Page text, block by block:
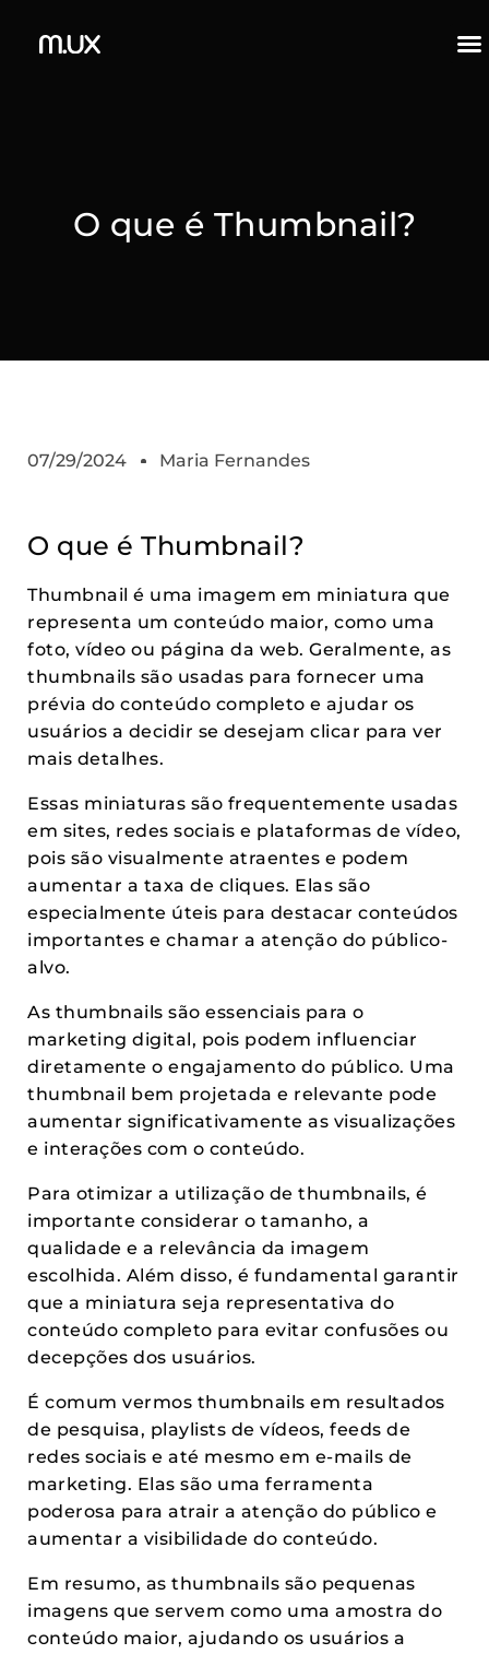
O que é Thumbnail?
07/29/2024 Maria Fernandes
O que é Thumbnail?
Thumbnail é uma imagem em miniatura que
representa um conteúdo maior, como uma
foto, vídeo ou página da web. Geralmente, as
thumbnails são usadas para fornecer uma
prévia do conteúdo completo e ajudar os
usuários a decidir se desejam clicar para ver
mais detalhes.
Essas miniaturas são frequentemente usadas
em sites, redes sociais e plataformas de vídeo,
pois são visualmente atraentes e podem
aumentar a taxa de cliques. Elas são
especialmente úteis para destacar conteúdos
importantes e chamar a atenção do público-
alvo.
As thumbnails são essenciais para o
marketing digital, pois podem influenciar
diretamente o engajamento do público. Uma
thumbnail bem projetada e relevante pode
aumentar significativamente as visualizações
e interações com o conteúdo.
Para otimizar a utilização de thumbnails, é
importante considerar o tamanho, a
qualidade e a relevância da imagem
escolhida. Além disso, é fundamental garantir
que a miniatura seja representativa do
conteúdo completo para evitar confusões ou
decepções dos usuários.
É comum vermos thumbnails em resultados
de pesquisa, playlists de vídeos, feeds de
redes sociais e até mesmo em e-mails de
marketing. Elas são uma ferramenta
poderosa para atrair a atenção do público e
aumentar a visibilidade do conteúdo.
Em resumo, as thumbnails são pequenas
imagens que servem como uma amostra do
conteúdo maior, ajudando os usuários a